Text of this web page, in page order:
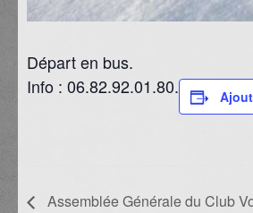
Départ en bus.
Info : 06.82.92.01.80.
Assemblée Générale du Club